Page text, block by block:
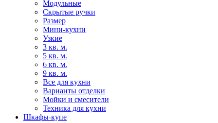
Модульные
Скрытые ручки
Размер
Мини-кухни
Узкие
3 кв. м.
5 кв. м.
6 кв. м.
9 кв. м.
Все для кухни
Варианты отделки
Мойки и смесители
Техника для кухни
Шкафы-купе